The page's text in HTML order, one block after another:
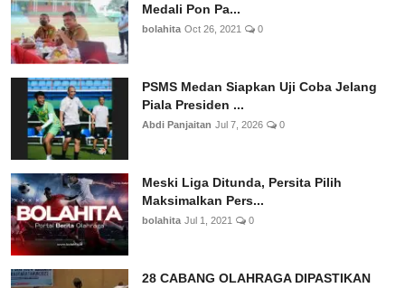
Medali Pon Pa...
bolahita Oct 26, 2021 0
PSMS Medan Siapkan Uji Coba Jelang
Piala Presiden ...
Abdi Panjaitan Jul 7, 2026 0
Meski Liga Ditunda, Persita Pilih
Maksimalkan Pers...
bolahita Jul 1, 2021 0
28 CABANG OLAHRAGA DIPASTIKAN